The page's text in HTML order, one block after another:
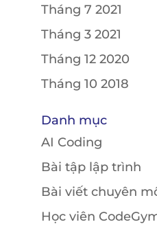
Tháng 7 2021
Tháng 3 2021
Tháng 12 2020
Tháng 10 2018
Danh mục
AI Coding
Bài tập lập trình
Bài viết chuyên
Học viên